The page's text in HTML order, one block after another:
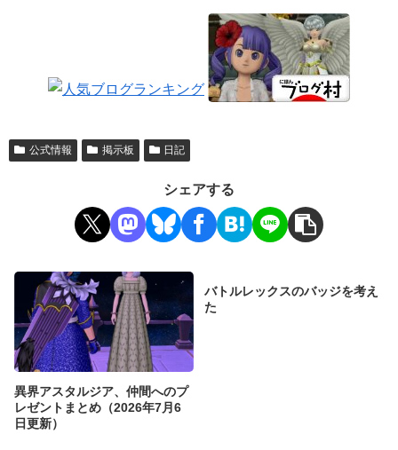
公式情報 掲示板 日記
シェアする
異界アスタルジア、仲間へのプ
レゼントまとめ（2026年7月6
日更新）
バトルレックスのバッジを考え
た